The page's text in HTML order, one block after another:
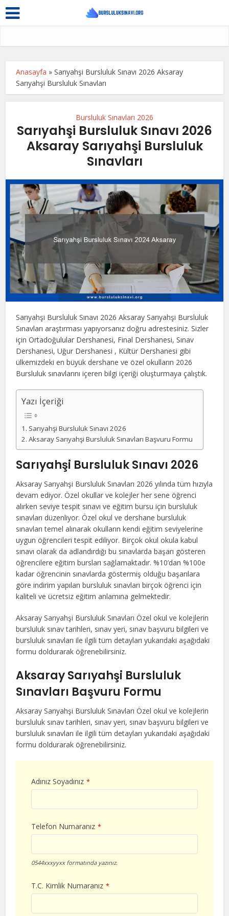
Anasayfa »Sarıyahşi Bursluluk Sınavı 2026 Aksaray
Sarıyahşi Bursluluk Sınavları
Bursluluk Sınavları 2026
Sarıyahşi Bursluluk Sınavı 2026
Aksaray Sarıyahşi Bursluluk
Sınavları
Sarıyahşi Bursluluk Sınavı 2026 Aksaray Sarıyahşi Bursluluk
Sınavları araştırması yapıyorsanız doğru adrestesiniz. Sizler
için Ortadoğulular Dershanesi, Final Dershanesi, Sınav
Dershanesi, Uğur Dershanesi , Kültür Dershanesi gibi
ülkemizdeki en büyük dershane ve özel okulların 2026
Bursluluk sınavlarını içeren bilgi içeriği oluşturmaya çalıştık.
Yazı İçeriği
Sarıyahşi Bursluluk Sınavı 2026
Aksaray Sarıyahşi Bursluluk Sınavları Başvuru Formu
Sarıyahşi Bursluluk Sınavı 2026
Aksaray Sarıyahşi Bursluluk Sınavları 2026 yılında tüm hızıyla
devam ediyor. Özel okullar ve kolejler her sene öğrenci
alırken seviye tespit sınavı ve eğitim bursu için bursluluk
sınavları düzenliyor. Özel okul ve dershane bursluluk
sınavları temel alınarak okulların kendi eğitim seviyelerine
uygun öğrencileri tespit ediliyor. Birçok okul okula kabul
sınavı olarak da adlandırdığı bu sınavlarda başarı gösteren
öğrencilere eğitim bursları sağlamaktadır. %10’dan %100e
kadar öğrencinin sınavlarda göstermiş olduğu başarılara
göre indirim yapılan bursluluk sınavları birçok öğrenci için
kaliteli ve ücretsiz eğitim anlamına gelmektedir.
Aksaray Sarıyahşi Bursluluk Sınavları Özel okul ve kolejlerin
bursluluk sınav tarihleri, sınav yeri, sınav başvuru bilgileri ve
bursluluk sınavları ile ilgili tüm detayları yukarıdaki aşağıdaki
formu doldurarak öğrenebilirsiniz.
Aksaray Sarıyahşi Bursluluk
Sınavları Başvuru Formu
Aksaray Sarıyahşi Bursluluk Sınavları Özel okul ve kolejlerin
bursluluk sınav tarihleri, sınav yeri, sınav başvuru bilgileri ve
bursluluk sınavları ile ilgili tüm detayları yukarıdaki aşağıdaki
formu doldurarak öğrenebilirsiniz.
Adınız Soyadınız *
Telefon Numaranız *
0544xxxyyxx formatında yazınız.
T.C. Kimlik Numaranız *